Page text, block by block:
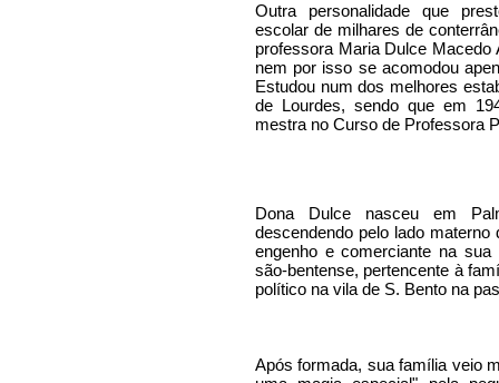
Outra personalidade que
escolar de milhares de
professora Maria Dulce
nem por isso se acomodou
Estudou num dos melhores
de Lourdes, sendo que em
mestra no Curso de Professora
Dona Dulce nasceu em
descendendo pelo lado
engenho e comerciante na
são-bentense, pertencente à
político na vila de S. Bento na
Após formada, sua família veio